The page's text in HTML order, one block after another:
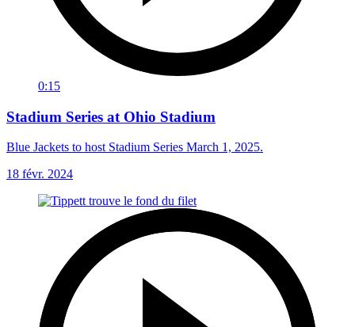
0:15
Stadium Series at Ohio Stadium
Blue Jackets to host Stadium Series March 1, 2025.
18 févr. 2024